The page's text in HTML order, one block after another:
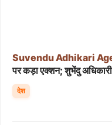
SuvenduAdhikari
पर कड़ा एक्शन; शुभेंदु अधिकारी
देश